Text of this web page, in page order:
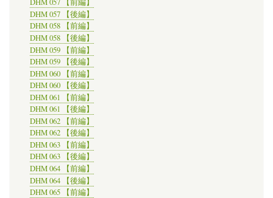
DHM 057 【前編】
DHM 057 【後編】
DHM 058 【前編】
DHM 058 【後編】
DHM 059 【前編】
DHM 059 【後編】
DHM 060 【前編】
DHM 060 【後編】
DHM 061 【前編】
DHM 061 【後編】
DHM 062 【前編】
DHM 062 【後編】
DHM 063 【前編】
DHM 063 【後編】
DHM 064 【前編】
DHM 064 【後編】
DHM 065 【前編】